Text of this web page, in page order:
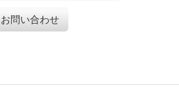
お問い合わせ